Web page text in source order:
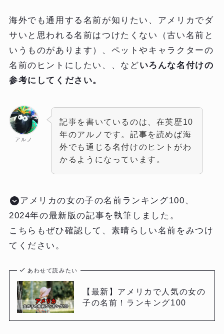
海外でも通用する名前が知りたい、アメリカでダ
サいと思われる名前はつけたくない（古い名前と
いうものがあります）、ペットやキャラクターの
名前のヒントにしたい、、などいろんな名付けの
参考にしてください。
アルノ
記事を書いているのは、在英歴10
年のアルノです。記事を読めば海
外でも通じる名付けのヒントがわ
かるようになっています。
アメリカの女の子の名前ランキング100、
2024年の最新版の記事を執筆しました。
こちらもぜひ確認して、素晴らしい名前をみつけ
てください。
あわせて読みたい
【最新】アメリカで人気の女の
子の名前！ランキング100